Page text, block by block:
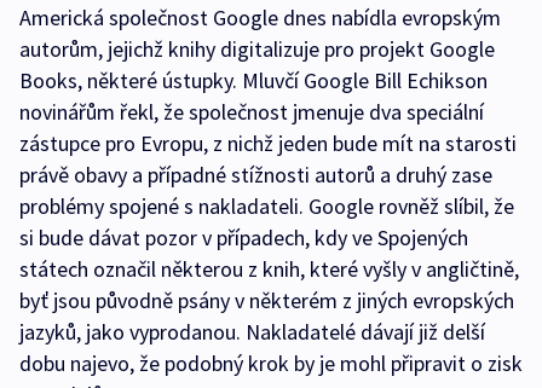
Americká společnost Google dnes nabídla evropským
autorům, jejichž knihy digitalizuje pro projekt Google
Books, některé ústupky. Mluvčí Google Bill Echikson
novinářům řekl, že společnost jmenuje dva speciální
zástupce pro Evropu, z nichž jeden bude mít na starosti
právě obavy a případné stížnosti autorů a druhý zase
problémy spojené s nakladateli. Google rovněž slíbil, že
si bude dávat pozor v případech, kdy ve Spojených
státech označil některou z knih, které vyšly v angličtině,
byť jsou původně psány v některém z jiných evropských
jazyků, jako vyprodanou. Nakladatelé dávají již delší
dobu najevo, že podobný krok by je mohl připravit o zisk